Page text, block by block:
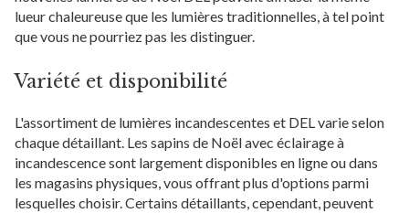
lueur chaleureuse que les lumières traditionnelles, à tel point
que vous ne pourriez pas les distinguer.
Variété et disponibilité
L'assortiment de lumières incandescentes et DEL varie selon
chaque détaillant. Les sapins de Noël avec éclairage à
incandescence sont largement disponibles en ligne ou dans
les magasins physiques, vous offrant plus d'options parmi
lesquelles choisir. Certains détaillants, cependant, peuvent